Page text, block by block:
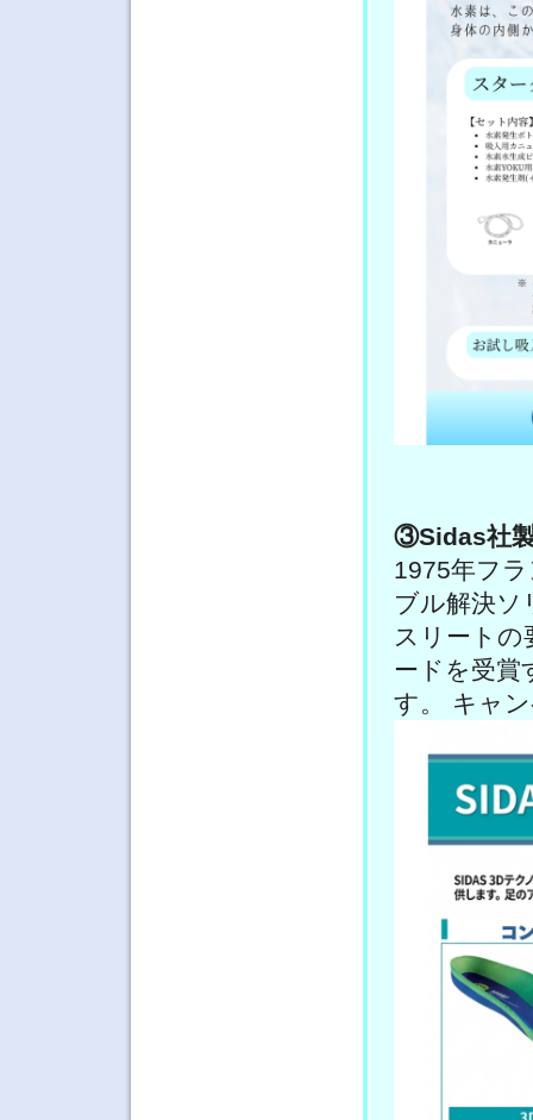
③Sidas社
1975年フ
ブル解決ソ
スリートの
ードを受賞
す。 キャ